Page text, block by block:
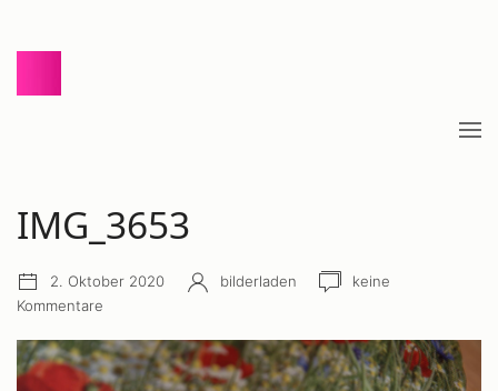
IMG_3653
Beitrags
Datum:
2. Oktober 2020 Autor:
bilderladen
Anzahl
keine
Kommentare